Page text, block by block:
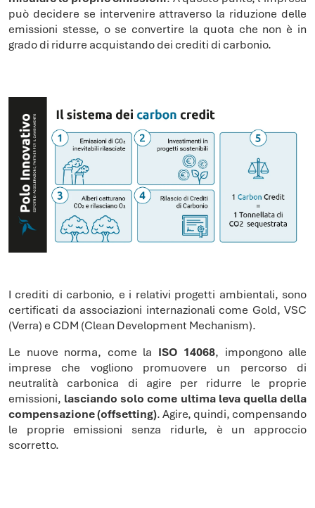
può decidere se intervenire attraverso la riduzione delle
emissioni stesse, o se convertire la quota che non è in
grado di ridurre acquistando dei crediti di carbonio.
I crediti di carbonio, e i relativi progetti ambientali, sono
certificati da associazioni internazionali come Gold, VSC
(Verra) e CDM (Clean Development Mechanism).
Le nuove norma, come la ISO 14068, impongono alle
imprese che vogliono promuovere un percorso di
neutralità carbonica di agire per ridurre le proprie
emissioni, lasciando solo come ultima leva quella della
compensazione (offsetting). Agire, quindi, compensando
le proprie emissioni senza ridurle, è un approccio
scorretto.